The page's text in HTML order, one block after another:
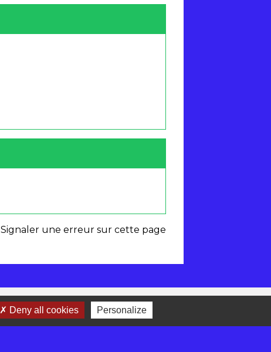
Signaler une erreur sur cette page
Deny all cookies Personalize